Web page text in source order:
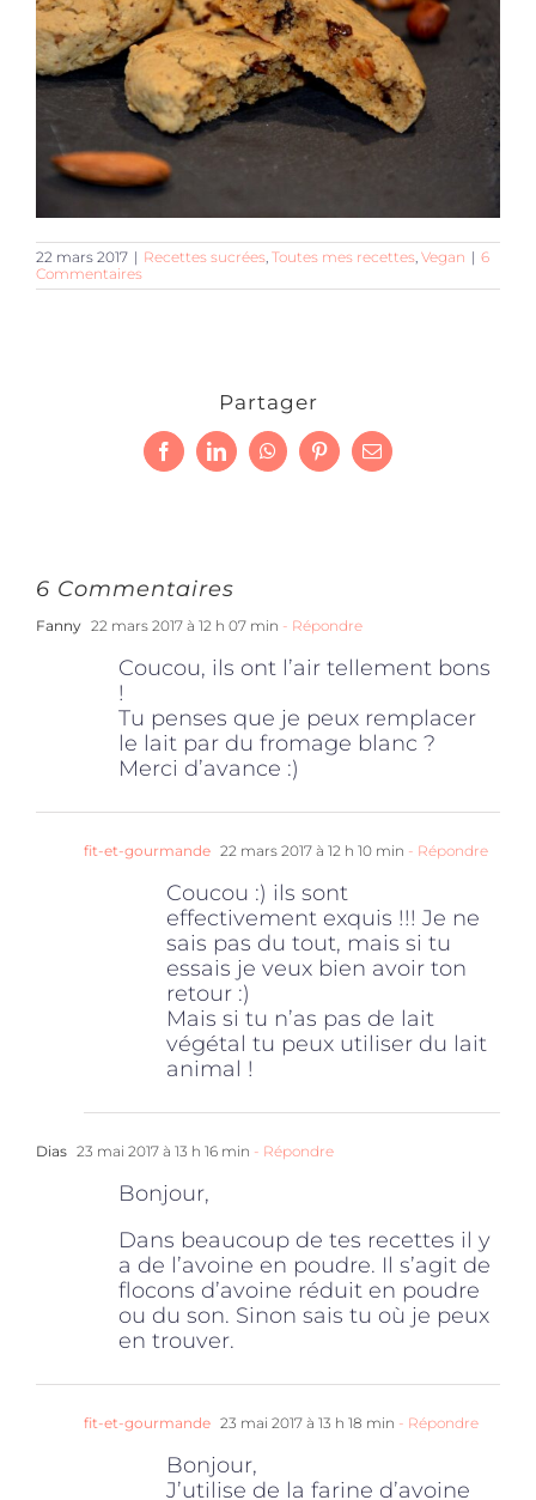
22 mars 2017 | Recettes sucrées, Toutes mes recettes, Vegan | 6
Commentaires
Partager
FacebookLinkedInWhatsAppPinterestEmail
6 Commentaires
Fanny 22 mars 2017 à 12 h 07 min - Répondre
Coucou, ils ont l’air tellement bons
!
Tu penses que je peux remplacer
le lait par du fromage blanc ?
Merci d’avance :)
fit-et-gourmande 22 mars 2017 à 12 h 10 min - Répondre
Coucou :) ils sont
effectivement exquis !!! Je ne
sais pas du tout, mais si tu
essais je veux bien avoir ton
retour :)
Mais si tu n’as pas de lait
végétal tu peux utiliser du lait
animal !
Dias 23 mai 2017 à 13 h 16 min - Répondre
Bonjour,
Dans beaucoup de tes recettes il y
a de l’avoine en poudre. Il s’agit de
flocons d’avoine réduit en poudre
ou du son. Sinon sais tu où je peux
en trouver.
fit-et-gourmande 23 mai 2017 à 13 h 18 min - Répondre
Bonjour,
J’utilise de la farine d’avoine